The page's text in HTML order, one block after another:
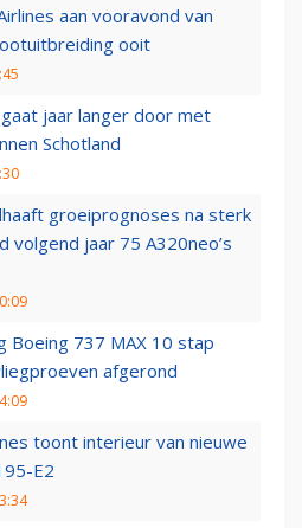
aan vooravond van
ooit
gaat jaar langer door met
Schotland
groeiprognoses na sterk
volgend jaar 75 A320neo’s
Boeing 737 MAX 10 stap
afgerond
toont interieur van nieuwe
E2